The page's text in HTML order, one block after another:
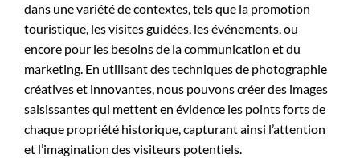
dans une variété de contextes, tels que la promotion
touristique, les visites guidées, les événements, ou
encore pour les besoins de la communication et du
marketing. En utilisant des techniques de photographie
créatives et innovantes, nous pouvons créer des images
saisissantes qui mettent en évidence les points forts de
chaque propriété historique, capturant ainsi l’attention
et l’imagination des visiteurs potentiels.